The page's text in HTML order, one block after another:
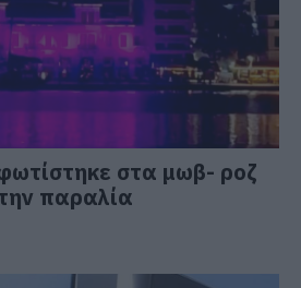
στα μωβ- ροζ
παραλία